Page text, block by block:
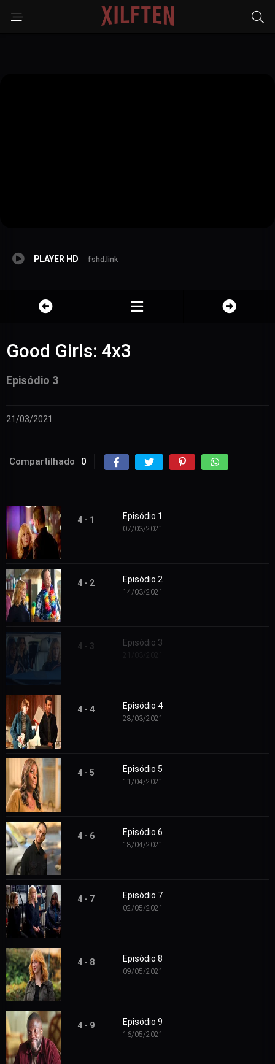
PLAYER HD fshd.link
Good Girls: 4x3
Episódio 3
21/03/2021
Compartilhado 0
4 - 1 Episódio 1
07/03/2021
4 - 2 Episódio 2
14/03/2021
4 - 3 Episódio 3
4 - 4 Episódio 4
28/03/2021
4 - 5 Episódio 5
11/04/2021
4 - 6 Episódio 6
18/04/2021
4 - 7 Episódio 7
02/05/2021
4 - 8 Episódio 8
09/05/2021
4 - 9 Episódio 9
16/05/2021